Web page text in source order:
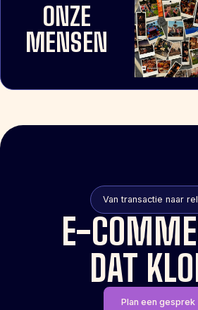
ONZE
MENSEN
Van transactie naar
E-
DAT
Plan een gesprek